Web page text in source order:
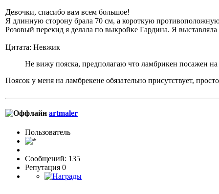
Девочки, спасибо вам всем большое!
Я длинную сторону брала 70 см, а короткую
Розовый перекид я делала по выкройке Гардина. Я
Цитата: Невжик
Не вижу пояска, предполагаю что ламбрикен посажен
Поясок у меня на ламбрекене обязательно присутствует,
artmaler
Пользовaтeль
Сообщений: 135
Репутация 0